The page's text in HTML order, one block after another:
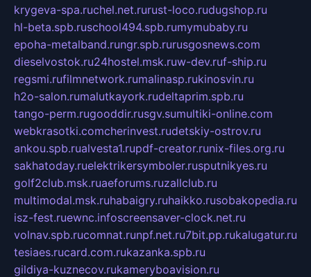
krygeva-spa.ruchel.net.rurust-loco.rudugshop.ru
hl-beta.spb.ruschool494.spb.rumymubaby.ru
epoha-metalband.rungr.spb.rurusgosnews.com
dieselvostok.ru24hostel.msk.ruw-dev.ruf-ship.ru
regsmi.rufilmnetwork.rumalinasp.rukinosvin.ru
h2o-salon.rumalutkayork.rudeltaprim.spb.ru
tango-perm.rugooddir.rusgv.sumultiki-online.com
webkrasotki.comcherinvest.rudetskiy-ostrov.ru
ankou.spb.rualvesta1.rupdf-creator.runix-files.org.ru
sakhatoday.ruelektrikersymboler.rusputnikyes.ru
golf2club.msk.ruaeforums.ruzallclub.ru
multimodal.msk.ruhabaigry.ruhaikko.rusobakopedia.ru
isz-fest.ruewnc.infoscreensaver-clock.net.ru
volnav.spb.rucomnat.runpf.net.ru7bit.pp.rukalugatur.ru
tesiaes.rucard.com.rukazanka.spb.ru
gildiya-kuznecov.rukameryboavision.ru